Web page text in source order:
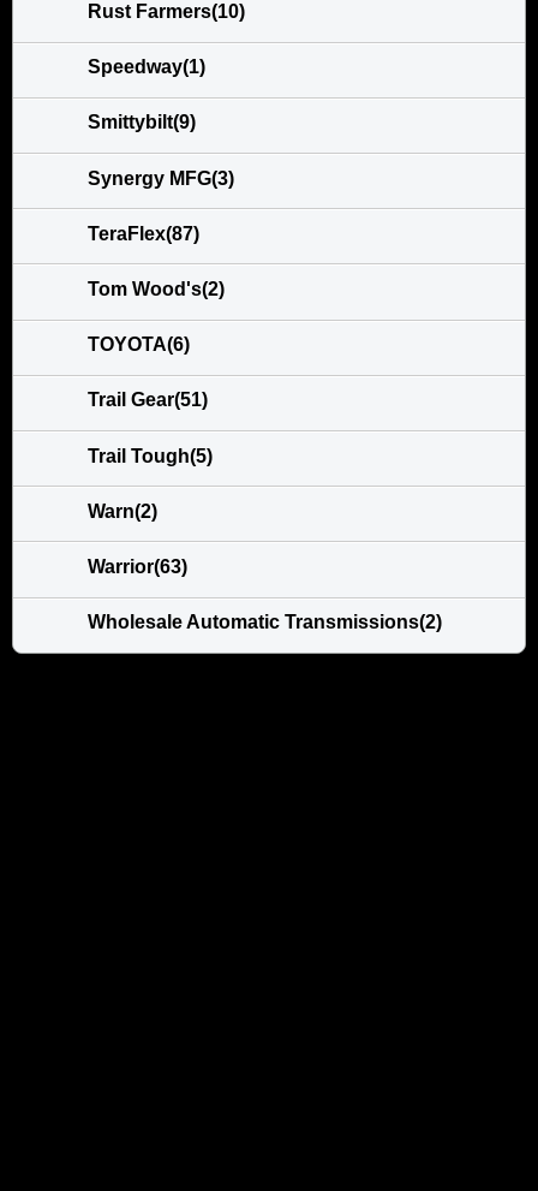
Rust Farmers(10)
Speedway(1)
Smittybilt(9)
Synergy MFG(3)
TeraFlex(87)
Tom Wood's(2)
TOYOTA(6)
Trail Gear(51)
Trail Tough(5)
Warn(2)
Warrior(63)
Wholesale Automatic Transmissions(2)